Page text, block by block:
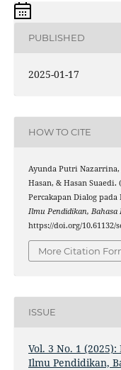
PUBLISHED
2025-01-17
HOW TO CITE
Ayunda Putri
Hasan, & Hasan
Percakapan Dialog pada
Ilmu Pendidikan, Bahasa
https://doi.org/10.61132/
More Citation
ISSUE
Vol. 3 No. 1
Ilmu Pendidikan,